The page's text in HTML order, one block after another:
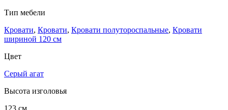
Тип мебели
Кровати, Кровати, Кровати полутороспальные, Кровати
шириной 120 см
Цвет
Серый агат
Высота изголовья
123 см